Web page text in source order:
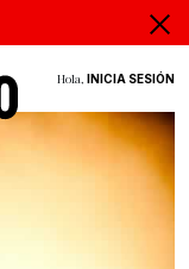
Hola, INICIA SESIÓN